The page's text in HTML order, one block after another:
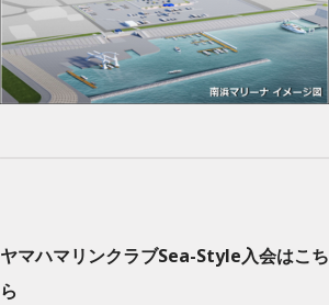
ヤマハマリンクラブSea-Style入会はこち
ら